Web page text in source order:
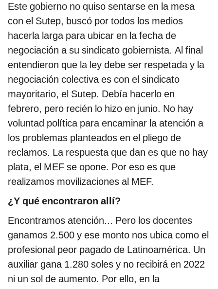
Este gobierno no quiso sentarse en la mesa
con el Sutep, buscó por todos los medios
hacerla larga para ubicar en la fecha de
negociación a su sindicato gobiernista. Al final
entendieron que la ley debe ser respetada y la
negociación colectiva es con el sindicato
mayoritario, el Sutep. Debía hacerlo en
febrero, pero recién lo hizo en junio. No hay
voluntad política para encaminar la atención a
los problemas planteados en el pliego de
reclamos. La respuesta que dan es que no hay
plata, el MEF se opone. Por eso es que
realizamos movilizaciones al MEF.
¿Y qué encontraron allí?
Encontramos atención... Pero los docentes
ganamos 2.500 y ese monto nos ubica como el
profesional peor pagado de Latinoamérica. Un
auxiliar gana 1.280 soles y no recibirá en 2022
ni un sol de aumento. Por ello, en la